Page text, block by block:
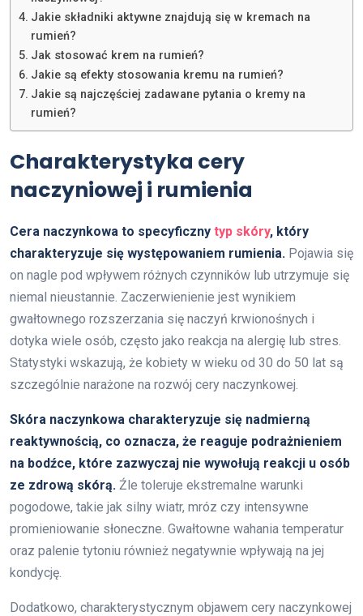
Jakie składniki aktywne znajdują się w kremach na
rumień?
Jak stosować krem na rumień?
Jakie są efekty stosowania kremu na rumień?
Jakie są najczęściej zadawane pytania o kremy na
rumień?
Charakterystyka cery
naczyniowej i rumienia
Cera naczynkowa to specyficzny typ skóry, który
charakteryzuje się występowaniem rumienia. Pojawia się
on nagle pod wpływem różnych czynników lub utrzymuje się
niemal nieustannie. Zaczerwienienie jest wynikiem
gwałtownego rozszerzania się naczyń krwionośnych i
dotyka wiele osób, często jako reakcja na alergię lub stres.
Statystyki wskazują, że kobiety w wieku od 30 do 50 lat są
szczególnie narażone na rozwój cery naczynkowej.
Skóra naczynkowa charakteryzuje się nadmierną
reaktywnością, co oznacza, że reaguje podrażnieniem
na bodźce, które zazwyczaj nie wywołują reakcji u osób
ze zdrową skórą. Źle toleruje ekstremalne warunki
pogodowe, takie jak silny wiatr, mróz czy intensywne
promieniowanie słoneczne. Gwałtowne wahania temperatur
oraz palenie tytoniu również negatywnie wpływają na jej
kondycję.
Dodatkowo, charakterystycznym objawem cery naczynkowej